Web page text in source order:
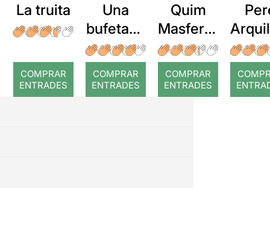
La truita
COMPRAR
ENTRADES
Una
bufetada
a temps
COMPRAR
ENTRADES
Quim
Masferre
r: Temps
COMPRAR
ENTRADES
: